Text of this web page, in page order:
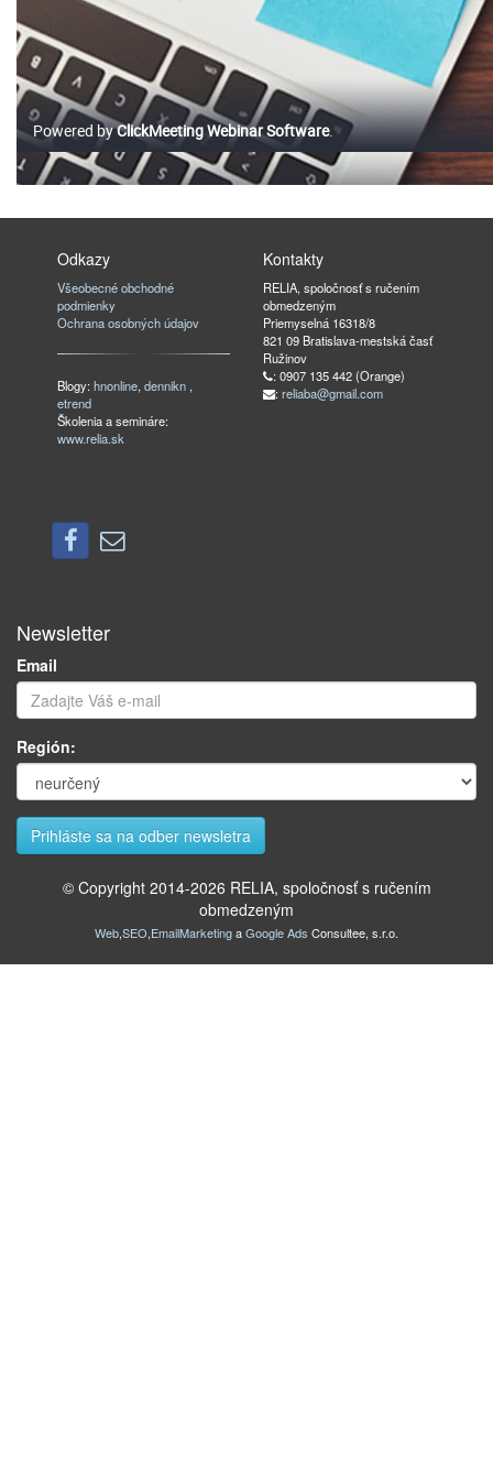
Odkazy
Všeobecné obchodné
podmienky
Ochrana osobných údajov
Blogy:hnonline,dennikn ,
etrend
Školenia a semináre:
www.relia.sk
Kontakty
RELIA, spoločnosť s ručením
obmedzeným
Priemyselná 16318/8
821 09 Bratislava-mestská časť
Ružinov
: 0907 135 442 (Orange)
: reliaba@gmail.com
Newsletter
Email
Región:
© Copyright 2014-2026 RELIA, spoločnosť s ručením
obmedzeným
Web,SEO,EmailMarketingaGoogle Ads Consultee, s.r.o.